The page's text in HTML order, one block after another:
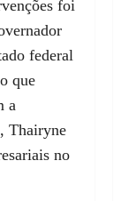
foi
federal
que
a
Thairyne
no